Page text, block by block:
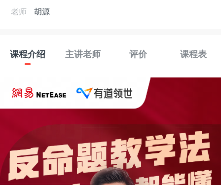
老师
胡源
课程介绍 主讲老师 评价 课程表